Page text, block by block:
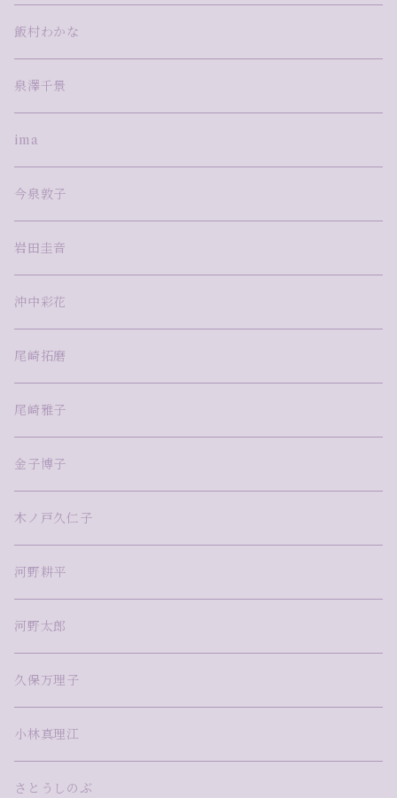
飯村わかな
泉澤千景
ima
今泉敦子
岩田圭音
沖中彩花
尾崎拓磨
尾崎雅子
金子博子
木ノ戸久仁子
河野耕平
河野太郎
久保万理子
小林真理江
さとうしのぶ